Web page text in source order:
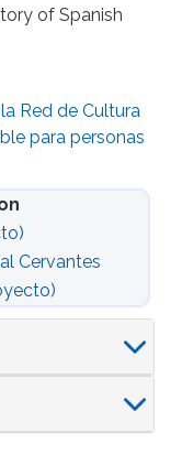
of Spanish
Red de Cultura
para personas
Cervantes